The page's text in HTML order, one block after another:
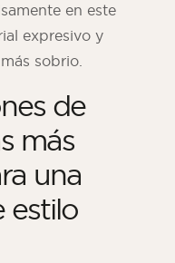
en este
expresivo y
sobrio.
de
más
una
estilo